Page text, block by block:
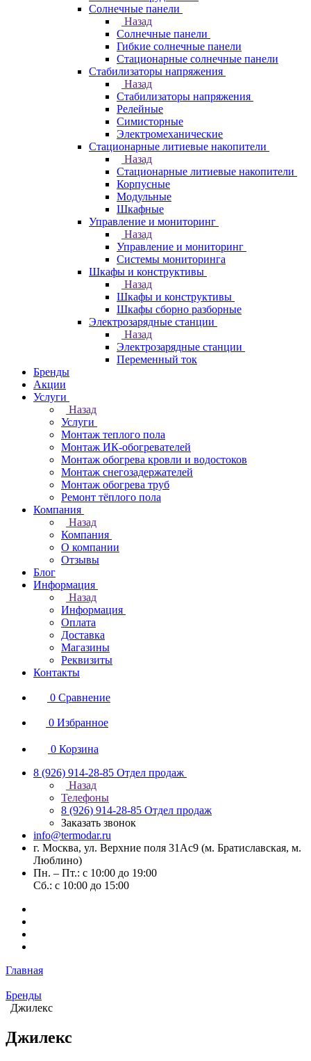
Солнечные панели
Назад
Солнечные панели
Гибкие солнечные панели
Стационарные солнечные панели
Стабилизаторы напряжения
Назад
Стабилизаторы напряжения
Релейные
Симисторные
Электромеханические
Стационарные литиевые накопители
Назад
Стационарные литиевые накопители
Корпусные
Модульные
Шкафные
Управление и мониторинг
Назад
Управление и мониторинг
Системы мониторинга
Шкафы и конструктивы
Назад
Шкафы и конструктивы
Шкафы сборно разборные
Электрозарядные станции
Назад
Электрозарядные станции
Переменный ток
Бренды
Акции
Услуги
Назад
Услуги
Монтаж теплого пола
Монтаж ИК-обогревателей
Монтаж обогрева кровли и водостоков
Монтаж снегозадержателей
Монтаж обогрева труб
Ремонт тёплого пола
Компания
Назад
Компания
О компании
Отзывы
Блог
Информация
Назад
Информация
Оплата
Доставка
Магазины
Реквизиты
Контакты
0 Сравнение
0 Избранное
0 Корзина
8 (926) 914-28-85 Отдел продаж
Назад
Телефоны
8 (926) 914-28-85 Отдел продаж
Заказать звонок
info@termodar.ru
г. Москва, ул. Верхние поля 31Ас9 (м. Братиславская, м.
Люблино)
Пн. – Пт.: с 10:00 до 19:00
Сб.: с 10:00 до 15:00
Главная
Бренды
Джилекс
Джилекс